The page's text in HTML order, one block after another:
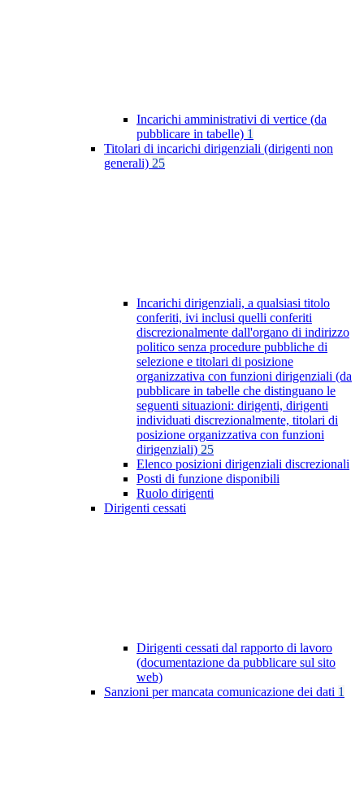
Incarichi amministrativi di vertice (da
pubblicare in tabelle) 1
Titolari di incarichi dirigenziali (dirigenti non
generali) 25
Incarichi dirigenziali, a qualsiasi titolo
conferiti, ivi inclusi quelli conferiti
discrezionalmente dall'organo di indirizzo
politico senza procedure pubbliche di
selezione e titolari di posizione
organizzativa con funzioni dirigenziali (da
pubblicare in tabelle che distinguano le
seguenti situazioni: dirigenti, dirigenti
individuati discrezionalmente, titolari di
posizione organizzativa con funzioni
dirigenziali) 25
Elenco posizioni dirigenziali discrezionali
Posti di funzione disponibili
Ruolo dirigenti
Dirigenti cessati
Dirigenti cessati dal rapporto di lavoro
(documentazione da pubblicare sul sito
web)
Sanzioni per mancata comunicazione dei dati 1